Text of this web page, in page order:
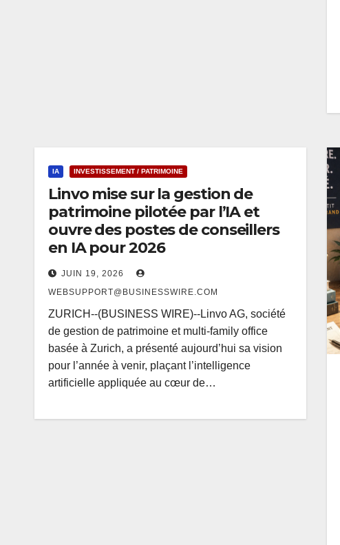
IA INVESTISSEMENT / PATRIMOINE
Linvo mise sur la gestion de
patrimoine pilotée par l’IA et
ouvre des postes de conseillers
en IA pour 2026
JUIN 19, 2026
WEBSUPPORT@BUSINESSWIRE.COM
ZURICH--(BUSINESS WIRE)--Linvo AG, société
de gestion de patrimoine et multi-family office
basée à Zurich, a présenté aujourd’hui sa vision
pour l’année à venir, plaçant l’intelligence
artificielle appliquée au cœur de…